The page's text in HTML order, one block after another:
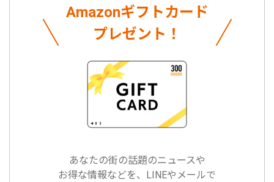
Amazonギフトカード
プレゼント！
あなたの街の話題のニュースや
お得な情報などを、LINEやメールで